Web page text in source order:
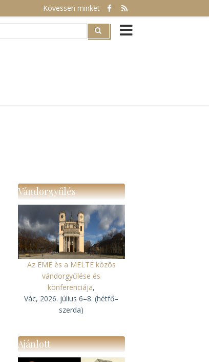
Kövessen minket
Vándorgyűlés
Az EME és a MELTE közös
vándorgyűlése és
konferenciája,
Vác, 2026. július 6–8. (hétfő–
szerda)
Ajánlott